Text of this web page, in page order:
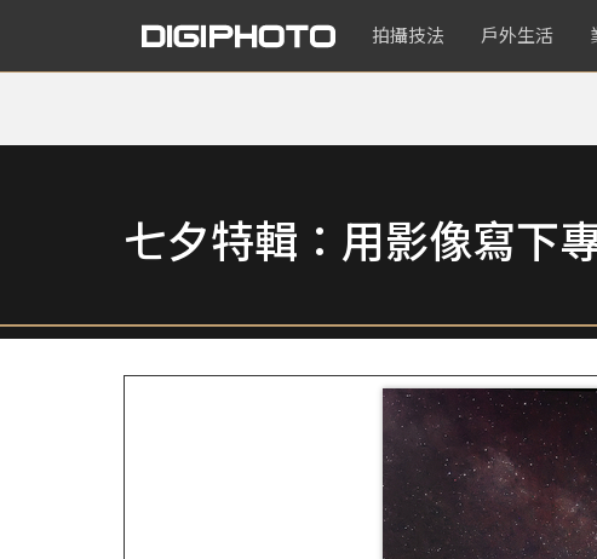
拍攝技法 戶外生活
七夕特輯：用影像寫下